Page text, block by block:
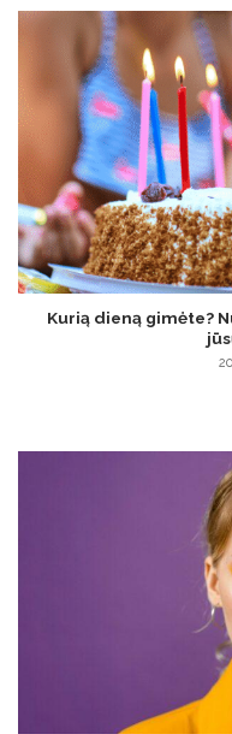
Kurią dieną gimėte?